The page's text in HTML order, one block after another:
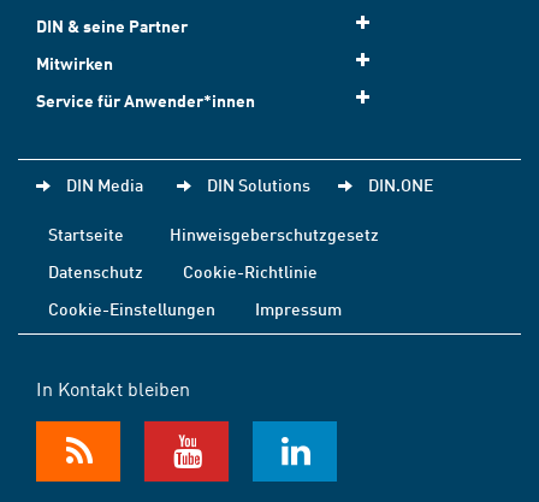
DIN & seine Partner
Mitwirken
Service für Anwender*innen
DIN Media DIN Solutions DIN.ONE
Startseite
Hinweisgeberschutzgesetz
Datenschutz
Cookie-Richtlinie
Cookie-Einstellungen
Impressum
In Kontakt bleiben